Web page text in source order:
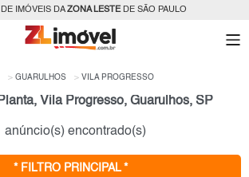
IMÓVEIS DAZONA LESTEDE SÃO PAULO
GUARULHOS VILA PROGRESSO
Vila Progresso, Guarulhos, SP
anúncio(s) encontrado(s)
* FILTRO PRINCIPAL *